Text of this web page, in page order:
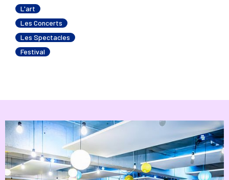
L'art
Les Concerts
Les Spectacles
Festival